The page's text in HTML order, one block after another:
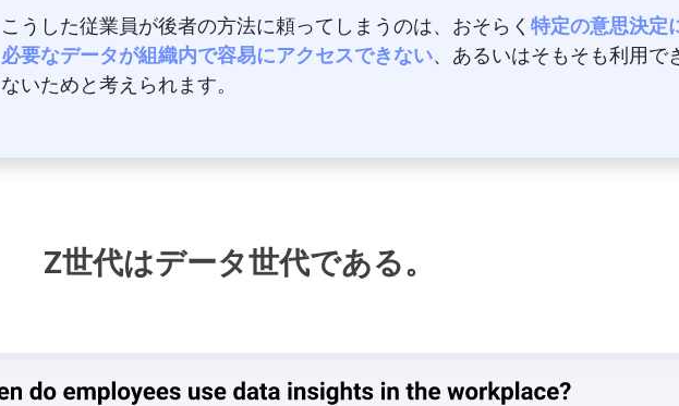
こうした従業員が後者の方法に頼ってしまうのは、おそらく 特定の意思決定
必要なデータが組織内で容易にアクセスできない、あるいはそもそも利用で
ないためと考えられます。
Z世代はデータ世代である。